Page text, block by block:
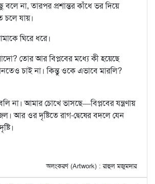
না, তারপর প্রশান্তর কাঁধে ভর দিয়ে
চলে যায়।
ঘিরে ধরে।
তোর আর বিপ্লবের মধ্যে কী হয়েছে
চাই না। কিন্তু ওকে এভাবে মারলি?
না। আমার চোখে ভাসছে—বিপ্লবের যন্ত্রণায়
আর ওর দৃষ্টিতে রাগ-দ্বেষের বদলে যেন
অলংকরণ (Artwork) : রাহুল মজুমদার